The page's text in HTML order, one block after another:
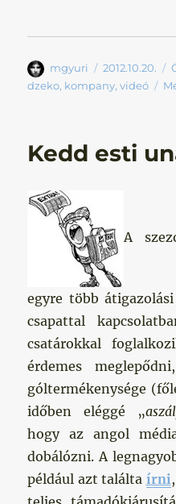
Szerző
mgyuri Közzétéve
2012.10.20.
dzeko, kompany,videó
Kedd esti
A
egyre több
csapattal
csatárokkal
érdemes
góltermékenysége
időben eléggé „
hogy az angol
dobálózni. A
például azt találta írni